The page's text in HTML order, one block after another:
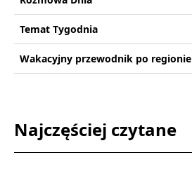
Temat Tygodnia
Wakacyjny przewodnik po regionie
Najczęściej czytane